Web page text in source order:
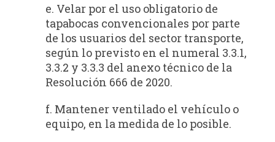
e. Velar por el uso obligatorio de
tapabocas convencionales por parte
de los usuarios del sector transporte,
según lo previsto en el numeral 3.3.1,
3.3.2 y 3.3.3 del anexo técnico de la
Resolución 666 de 2020.
f. Mantener ventilado el vehículo o
equipo, en la medida de lo posible.